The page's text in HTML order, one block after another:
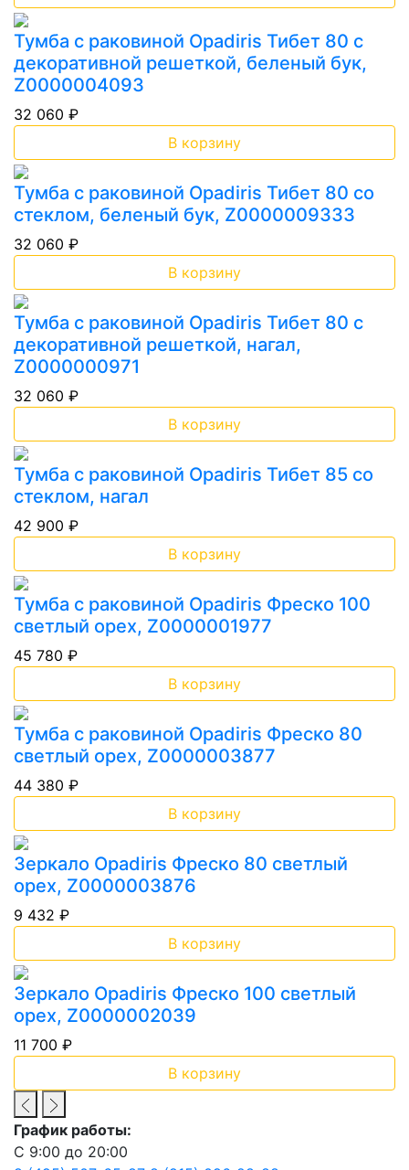
Тумба с раковиной Opadiris Тибет 80 с
декоративной решеткой, беленый бук,
Z0000004093
32 060 ₽
В корзину
Тумба с раковиной Opadiris Тибет 80 со
стеклом, беленый бук, Z0000009333
32 060 ₽
В корзину
Тумба с раковиной Opadiris Тибет 80 с
декоративной решеткой, нагал,
Z0000000971
32 060 ₽
В корзину
Тумба с раковиной Opadiris Тибет 85 со
стеклом, нагал
42 900 ₽
В корзину
Тумба с раковиной Opadiris Фреско 100
светлый орех, Z0000001977
45 780 ₽
В корзину
Тумба с раковиной Opadiris Фреско 80
светлый орех, Z0000003877
44 380 ₽
В корзину
Зеркало Opadiris Фреско 80 светлый
орех, Z0000003876
9 432 ₽
В корзину
Зеркало Opadiris Фреско 100 светлый
орех, Z0000002039
11 700 ₽
В корзину
График работы:
С 9:00 до 20:00